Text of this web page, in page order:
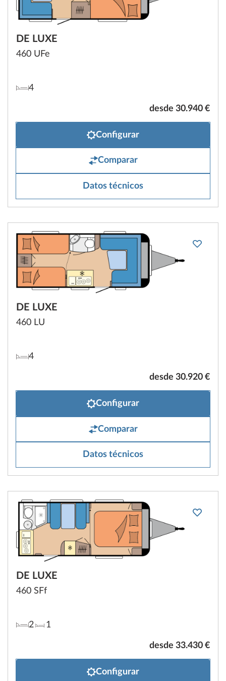
DE LUXE
460 UFe
4
desde 30.940 €
Configurar
Comparar
Datos técnicos
DE LUXE
460 LU
4
desde 30.920 €
Configurar
Comparar
Datos técnicos
DE LUXE
460 SFf
2 1
desde 33.430 €
Configurar